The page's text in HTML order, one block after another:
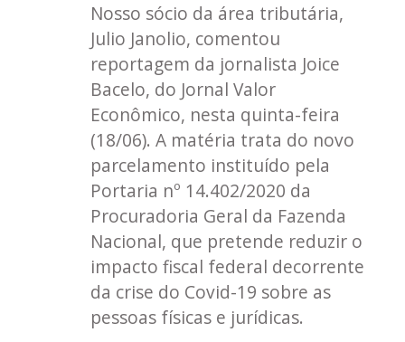
Nosso sócio da área tributária,
Julio Janolio, comentou
reportagem da jornalista Joice
Bacelo, do Jornal Valor
Econômico, nesta quinta-feira
(18/06). A matéria trata do novo
parcelamento instituído pela
Portaria nº 14.402/2020 da
Procuradoria Geral da Fazenda
Nacional, que pretende reduzir o
impacto fiscal federal decorrente
da crise do Covid-19 sobre as
pessoas físicas e jurídicas.